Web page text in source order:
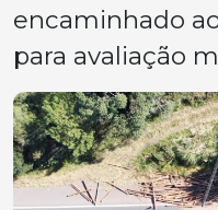
encaminhado
para avaliação